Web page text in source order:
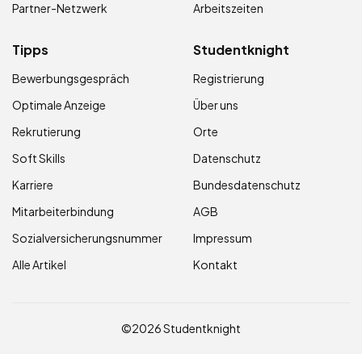
Partner-Netzwerk
Arbeitszeiten
Tipps
Bewerbungsgespräch
Optimale Anzeige
Rekrutierung
Soft Skills
Karriere
Mitarbeiterbindung
Sozialversicherungsnummer
Alle Artikel
Studentknight
Registrierung
Über uns
Orte
Datenschutz
Bundesdatenschutz
AGB
Impressum
Kontakt
©2026 Studentknight